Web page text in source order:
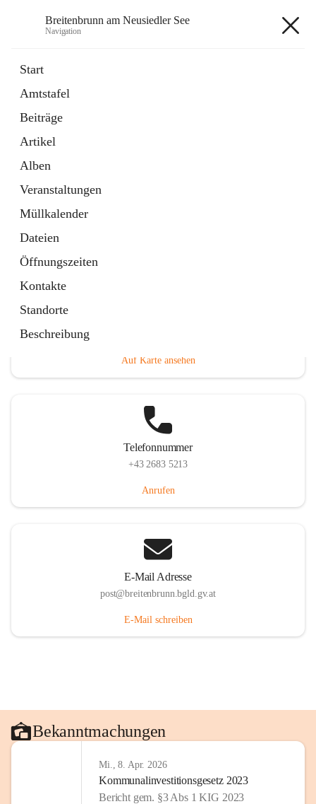
Breitenbrunn am Neusiedler See
Navigation
Start
Amtstafel
Beiträge
Artikel
Alben
Veranstaltungen
Müllkalender
Dateien
Öffnungszeiten
Kontakte
Standorte
Beschreibung
18 Schnellzugriffe
Gemeindeservice
Auf Karte ansehen
Telefonnummer
+43 2683 5213
Anrufen
E-Mail Adresse
post@breitenbrunn.bgld.gv.at
E-Mail schreiben
Bekanntmachungen
Mi., 8. Apr. 2026
Kommunalinvestitionsgesetz 2023
Bericht gem. §3 Abs 1 KIG 2023